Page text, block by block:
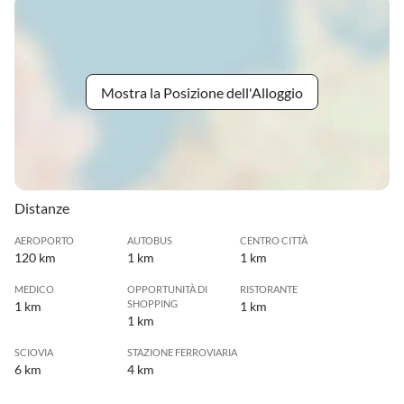
Mostra la Posizione dell'Alloggio
Distanze
AEROPORTO
120 km
AUTOBUS
1 km
CENTRO CITTÀ
1 km
MEDICO
1 km
OPPORTUNITÀ DI
SHOPPING
1 km
RISTORANTE
1 km
SCIOVIA
6 km
STAZIONE FERROVIARIA
4 km